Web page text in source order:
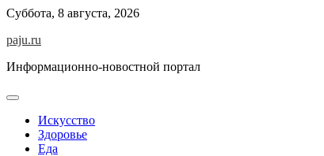
Skip
content
Суббота, 8 августа, 2026
paju.ru
Информационно-новостной портал
Искусство
Здоровье
Еда